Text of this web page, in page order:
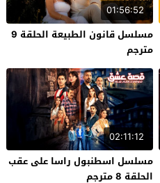
01:56:52
مسلسل قانون الطبيعة الحلقة 9
مترجم
02:11:12
مسلسل اسطنبول راسا على عقب
الحلقة 8 مترجم